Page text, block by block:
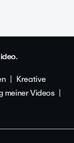
Kreative
meiner Videos